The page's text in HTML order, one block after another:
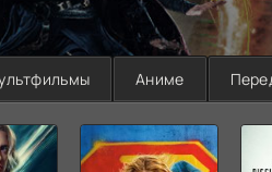
Аниме